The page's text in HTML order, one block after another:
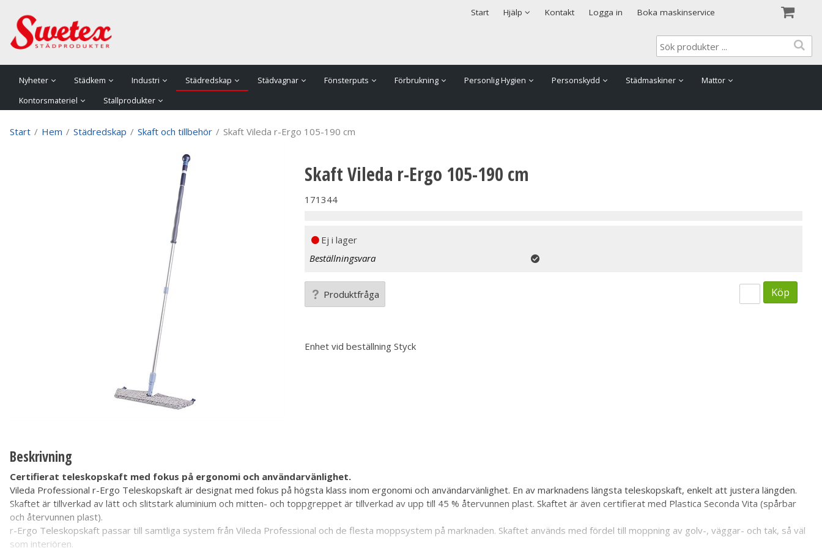
Start Hjälp
Säkerhet & Cookies Kontakt Logga in Boka maskinservice
Nyheter Städkem Industri Städredskap Städvagnar Fönsterputs Förbrukning Personlig Hygien Personskydd Städmaskiner
Mattor
Kontorsmateriel
Stallprodukter
Start / Hem / Städredskap / Skaft och tillbehör / Skaft Vileda r-Ergo 105-190 cm
Skaft Vileda r-Ergo 105-190 cm
171344
Ej i lager
Beställningsvara
Produktfråga Köp
Enhet vid beställning Styck
Beskrivning
Certifierat teleskopskaft med fokus på ergonomi och användarvänlighet.
Vileda Professional r-Ergo Teleskopskaft är designat med fokus på högsta klass inom ergonomi och användarvänlighet. En av marknadens längsta teleskopskaft, enkelt att justera längden.
Skaftet är tillverkad av lätt och slitstark aluminium och mitten- och toppgreppet är tillverkad av upp till 45 % återvunnen plast. Skaftet är även certifierat med Plastica Seconda Vita (spårbar
och återvunnen plast).
r-Ergo Teleskopskaft passar till samtliga system från Vileda Professional och de flesta moppsystem på marknaden. Skaftet används med fördel till moppning av golv-, väggar- och tak, så väl
som interiören.